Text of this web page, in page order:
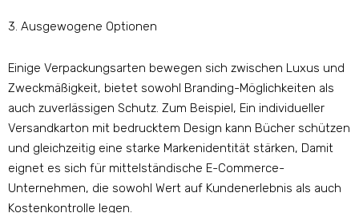
3. Ausgewogene Optionen
Einige Verpackungsarten bewegen sich zwischen Luxus und
Zweckmäßigkeit, bietet sowohl Branding-Möglichkeiten als
auch zuverlässigen Schutz. Zum Beispiel, Ein individueller
Versandkarton mit bedrucktem Design kann Bücher schützen
und gleichzeitig eine starke Markenidentität stärken, Damit
eignet es sich für mittelständische E-Commerce-
Unternehmen, die sowohl Wert auf Kundenerlebnis als auch
Kostenkontrolle legen.